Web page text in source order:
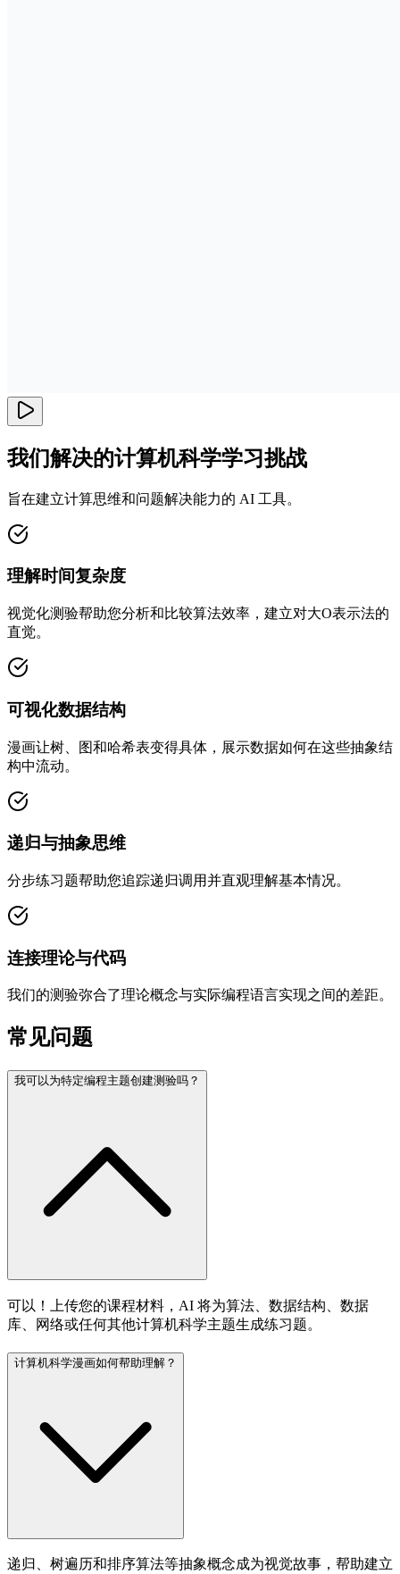
我们解决的计算机科学学习挑战
旨在建立计算思维和问题解决能力的 AI 工具。
理解时间复杂度
视觉化测验帮助您分析和比较算法效率，建立对大O表示法的
直觉。
可视化数据结构
漫画让树、图和哈希表变得具体，展示数据如何在这些抽象结
构中流动。
递归与抽象思维
分步练习题帮助您追踪递归调用并直观理解基本情况。
连接理论与代码
我们的测验弥合了理论概念与实际编程语言实现之间的差距。
常见问题
我可以为特定编程主题创建测验吗？
可以！上传您的课程材料，AI 将为算法、数据结构、数据
库、网络或任何其他计算机科学主题生成练习题。
计算机科学漫画如何帮助理解？
递归、树遍历和排序算法等抽象概念成为视觉故事，帮助建立